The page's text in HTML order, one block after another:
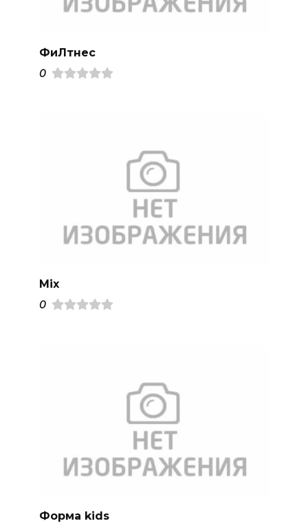
ФиЛтнес
0
Mix
0
Форма kids